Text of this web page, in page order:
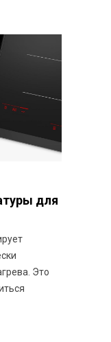
для
Это